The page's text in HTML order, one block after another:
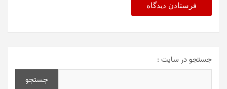
جستجو در سایت :
جستجو